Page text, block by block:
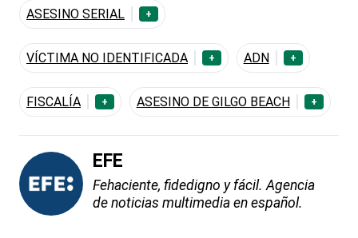
ASESINO SERIAL +
VÍCTIMA NO IDENTIFICADA + ADN +
FISCALÍA + ASESINO DE GILGO BEACH +
EFE
Fehaciente, fidedigno y fácil. Agencia
de noticias multimedia en español.